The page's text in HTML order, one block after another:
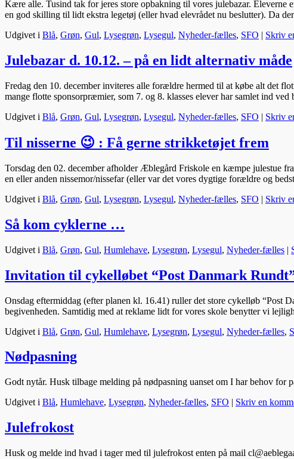
Kære alle. Tusind tak for jeres store opbakning til vores julebazar. Eleverne
en god skilling til lidt ekstra legetøj (eller hvad elevrådet nu beslutter). Da
Udgivet i Blå, Grøn, Gul, Lysegrøn, Lysegul, Nyheder-fælles, SFO | Skriv
Julebazar d. 10.12. – på en lidt alternativ måde
Fredag den 10. december inviteres alle forældre hermed til at købe alt det
mange flotte sponsorpræmier, som 7. og 8. klasses elever har samlet ind
Udgivet i Blå, Grøn, Gul, Lysegrøn, Lysegul, Nyheder-fælles, SFO | Skriv
Til nisserne 😉 : Få gerne strikketøjet frem
Torsdag den 02. december afholder Æblegård Friskole en kæmpe julestue
en eller anden nissemor/nissefar (eller var det vores dygtige forældre og
Udgivet i Blå, Grøn, Gul, Lysegrøn, Lysegul, Nyheder-fælles, SFO | Skriv
Så kom cyklerne …
Udgivet i Blå, Grøn, Gul, Humlehave, Lysegrøn, Lysegul, Nyheder-fælles |
Invitation til cykelløbet “Post Danmark
Onsdag eftermiddag (efter planen kl. 16.41) ruller det store cykelløb “Post
begivenheden. Samtidig med at reklame lidt for vores skole benytter vi
Udgivet i Blå, Grøn, Gul, Humlehave, Lysegrøn, Lysegul, Nyheder-fælles,
Nødpasning
Godt nytår. Husk tilbage melding på nødpasning uanset om I har behov for
Udgivet i Blå, Humlehave, Lysegrøn, Nyheder-fælles, SFO | Skriv en
Julefrokost
Husk og melde ind hvad i tager med til julefrokost enten på mail